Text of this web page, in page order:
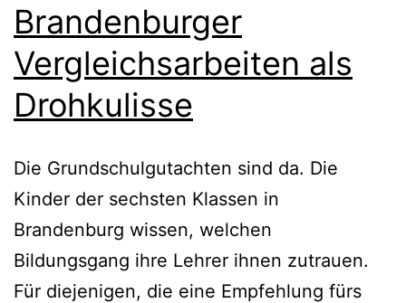
Brandenburger
Vergleichsarbeiten als
Drohkulisse
Die Grundschulgutachten sind da. Die
Kinder der sechsten Klassen in
Brandenburg wissen, welchen
Bildungsgang ihre Lehrer ihnen zutrauen.
Für diejenigen, die eine Empfehlung fürs